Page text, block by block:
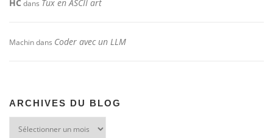
HC dans Tux en ASCII art
Machindans Coder avec un LLM
ARCHIVES DU BLOG